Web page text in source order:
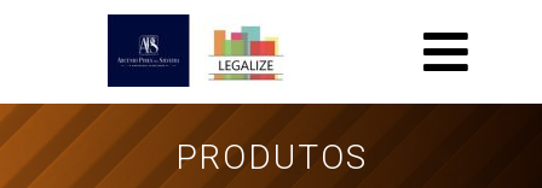
PRODUTOS